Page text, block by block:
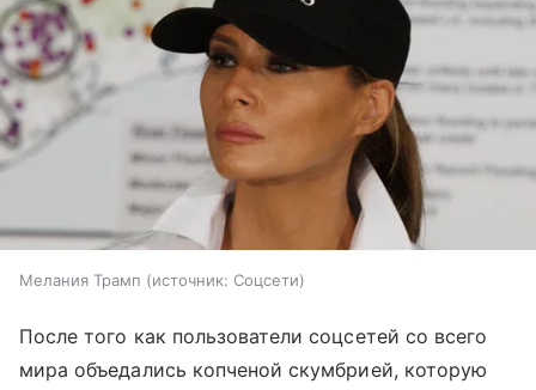
Мелания Трамп источник: Соцсети
После того как пользователи соцсетей со всего
мира объедались копченой скумбрией, которую